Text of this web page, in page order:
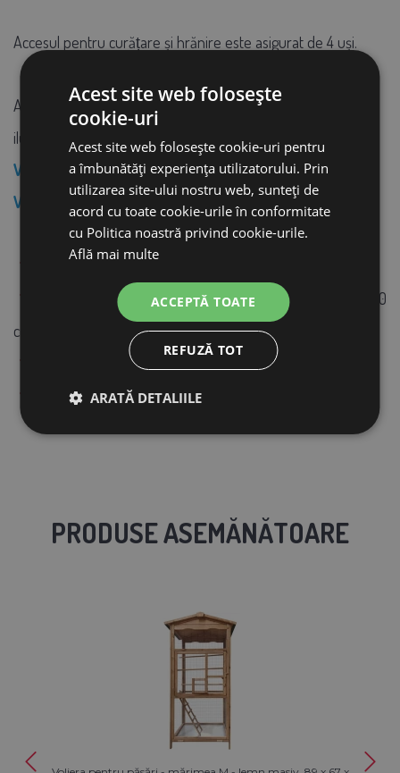
Accesul pentru curățare și hrănire este asigurat de 4 uși.
Asamblarea este foarte simplă pe baza instrucțiunilor
ilustrate și poate fi făcută de oricine.
VĂ RECOMANDĂM SĂ ACHIZIȚIONAȚI ȘI O EXTENSIE A
VOLIEREI.
Material:lemn de pin
Dimensiuni:
înălțime 183 cm, lungime: 100 cm, lățime: 100
cm
Ușor de asamblat, ambalată în două pachete
Greutate:42 kg
PRODUSE ASEMĂNĂTOARE
Acest site web folosește
cookie-uri
Acest site web folosește cookie-uri pentru
a îmbunătăți experiența utilizatorului. Prin
utilizarea site-ului nostru web, sunteți de
acord cu toate cookie-urile în conformitate
cu Politica noastră privind cookie-urile.
Află mai multe
ACCEPTĂ TOATE
REFUZĂ TOT
ARATĂ DETALIILE